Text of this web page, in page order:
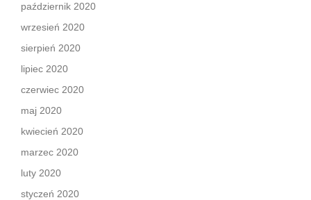
październik 2020
wrzesień 2020
sierpień 2020
lipiec 2020
czerwiec 2020
maj 2020
kwiecień 2020
marzec 2020
luty 2020
styczeń 2020